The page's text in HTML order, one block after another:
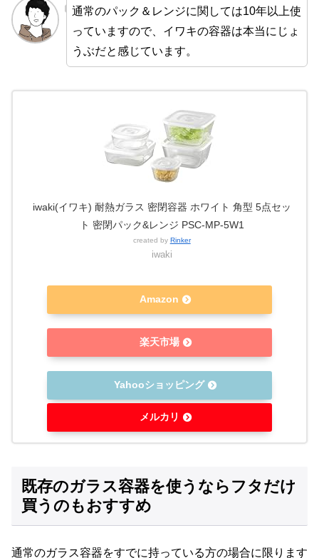
通常のパック＆レンジに関しては10年以上使
っていますので、イワキの容器は本当にじょ
うぶだと感じています。
iwaki(イワキ) 耐熱ガラス 密閉容器 ホワイト 角型 5点セッ
ト 密閉パック&レンジ PSC-MP-5W1
created by Rinker
iwaki
Amazon
楽天市場
Yahooショッピング
メルカリ
既存のガラス容器を使うならフタだけ
買うのもおすすめ
通常のガラス容器をすでに持っている方の場合に限ります